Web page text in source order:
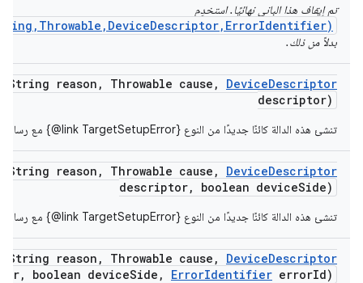
تم إيقاف هذا الباني نهائيًا. استخدِم
بدلاً من ذلك.
(String reason , Throwable cause , DeviceDescriptor
descriptor)
تنشئ هذه الدالة كائنًا جديدًا من النوع ‎{@link TargetSetupError} مع رسالة خطأ ذات معنى وسبب.
(String reason , Throwable cause , DeviceDescriptor
descriptor, boolean deviceSide)
تنشئ هذه الدالة كائنًا جديدًا من النوع ‎{@link TargetSetupError} مع رسالة خطأ ذات معنى وسبب.
(String reason , Throwable cause , DeviceDescriptor
, boolean deviceSide , ErrorIdentifier errorId)